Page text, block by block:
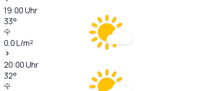
19:00Uhr
33°
0,0L/m²
20:00Uhr
32°